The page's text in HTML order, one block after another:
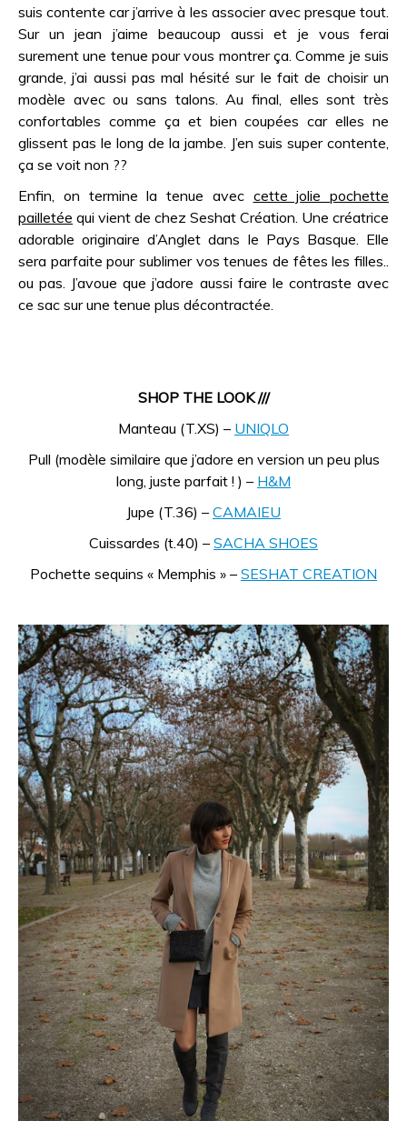
suis contente car j’arrive à les associer avec presque tout.
Sur un jean j’aime beaucoup aussi et je vous ferai
surement une tenue pour vous montrer ça. Comme je suis
grande, j’ai aussi pas mal hésité sur le fait de choisir un
modèle avec ou sans talons. Au final, elles sont très
confortables comme ça et bien coupées car elles ne
glissent pas le long de la jambe. J’en suis super contente,
ça se voit non ??
Enfin, on termine la tenue avec cette jolie pochette
pailletée qui vient de chez Seshat Création. Une créatrice
adorable originaire d’Anglet dans le Pays Basque. Elle
sera parfaite pour sublimer vos tenues de fêtes les filles..
ou pas. J’avoue que j’adore aussi faire le contraste avec
ce sac sur une tenue plus décontractée.
SHOP THE LOOK ///
Manteau (T.XS) – UNIQLO
Pull (modèle similaire que j’adore en version un peu plus
long, juste parfait ! ) – H&M
Jupe (T.36) – CAMAIEU
Cuissardes (t.40) – SACHA SHOES
Pochette sequins « Memphis » – SESHAT CREATION